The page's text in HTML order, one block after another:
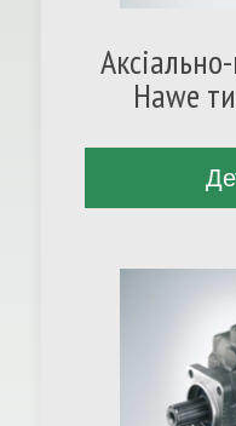
Hawe